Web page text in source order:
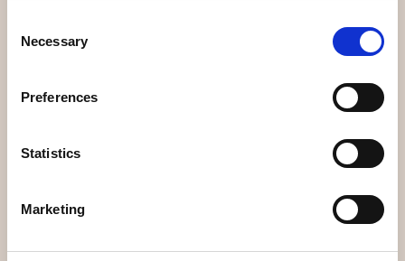
Selection
Necessary
Preferences
Statistics
Marketing
الأخبار
ضمان أفضل سعر
إعلان ملفات تعريف الارتباط